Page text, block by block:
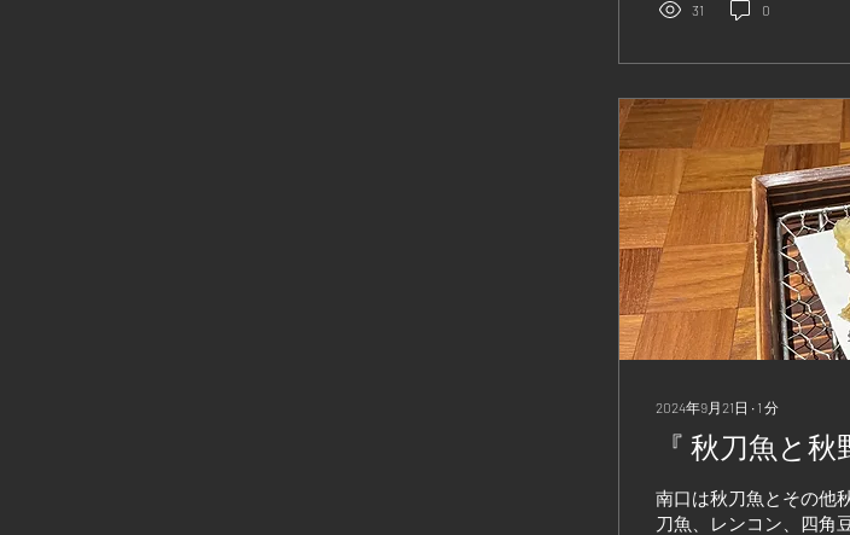
31 0
2024年9月21日 ∙ 1 分
南口は秋刀魚とその他
刀魚、レンコン、四角